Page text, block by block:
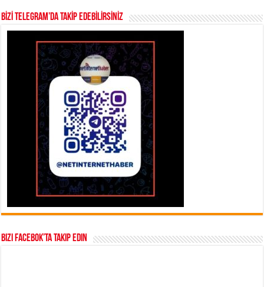
BİZİ TELEGRAM’DA TAKİP EDEBİLİRSİNİZ
Bizi Facebok’ta takip edin